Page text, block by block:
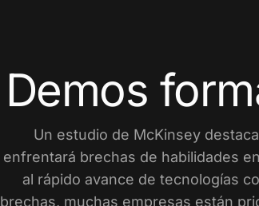
Demos
Un estudio de McKinsey
enfrentará brechas de habilidades
al rápido avance de tecnologías
brechas, muchas empresas están